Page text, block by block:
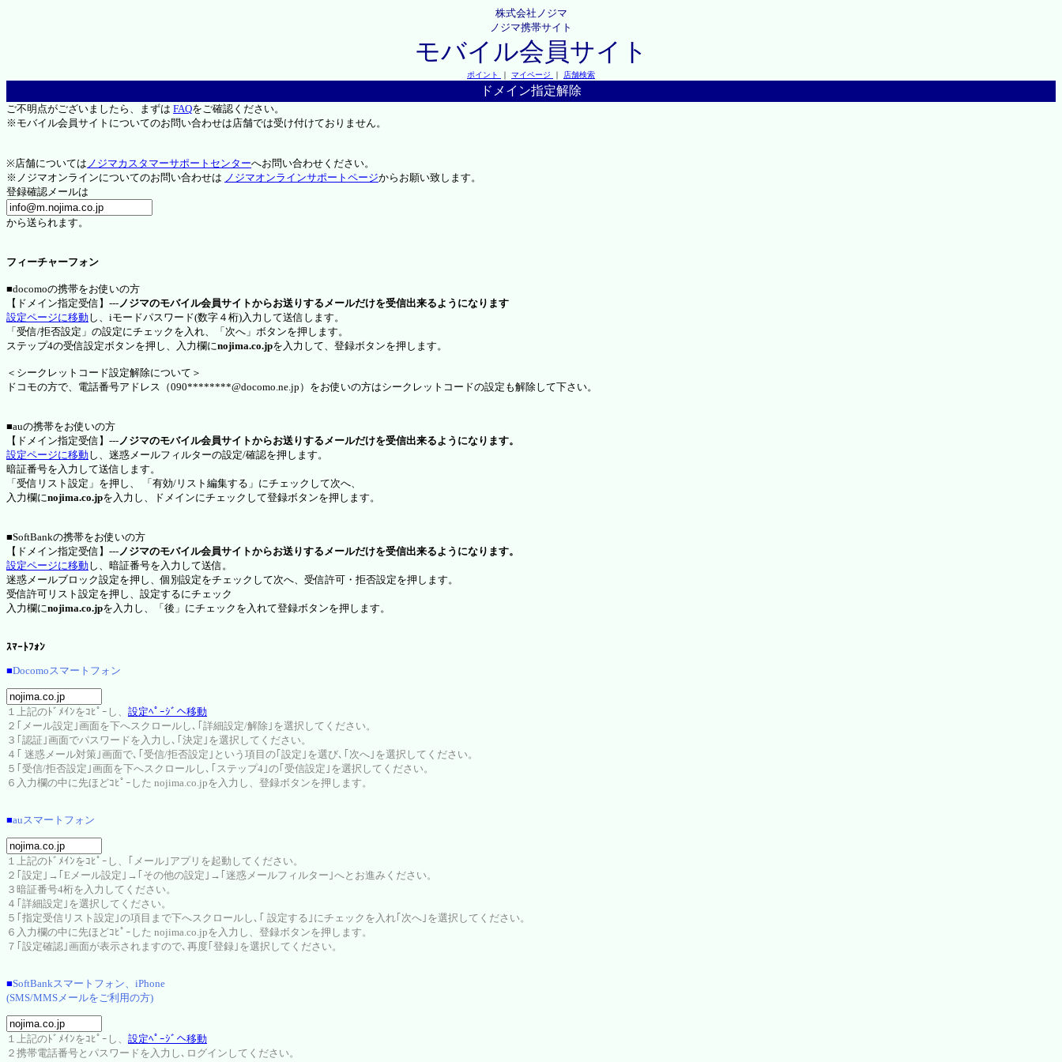
株式会社ノジマ
ノジマ携帯サイト
モバイル会員サイト
ポイント ｜ マイページ ｜ 店舗検索
ドメイン指定解除
ご不明点がございましたら、まずは FAQをご確認ください。
※モバイル会員サイトについてのお問い合わせは店舗では受け付けておりません。
※店舗については ノジマカスタマーサポートセンターへお問い合わせください。
※ノジマオンラインについてのお問い合わせは ノジマオンラインサポートページからお願い致します。
登録確認メールは
から送られます。
フィーチャーフォン
■docomoの携帯をお使いの方
【ドメイン指定受信】---ノジマのモバイル会員サイトからお送りするメールだけを受信出来るようになります
設定ページに移動し、iモードパスワード(数字４桁)入力して送信します。
「受信/拒否設定」の設定にチェックを入れ、「次へ」ボタンを押します。
ステップ4の受信設定ボタンを押し、入力欄にnojima.co.jpを入力して、登録ボタンを押します。
＜シークレットコード設定解除について＞
ドコモの方で、電話番号アドレス（090********@docomo.ne.jp）をお使いの方はシークレットコードの設定も解除して下さい。
■auの携帯をお使いの方
【ドメイン指定受信】---ノジマのモバイル会員サイトからお送りするメールだけを受信出来るようになります。
設定ページに移動し、迷惑メールフィルターの設定/確認を押します。
暗証番号を入力して送信します。
「受信リスト設定」を押し、 「有効/リスト編集する」にチェックして次へ、
入力欄にnojima.co.jpを入力し、ドメインにチェックして登録ボタンを押します。
■SoftBankの携帯をお使いの方
【ドメイン指定受信】---ノジマのモバイル会員サイトからお送りするメールだけを受信出来るようになります。
設定ページに移動し、暗証番号を入力して送信。
迷惑メールブロック設定を押し、個別設定をチェックして次へ、受信許可・拒否設定を押します。
受信許可リスト設定を押し、設定するにチェック
入力欄にnojima.co.jpを入力し、「後」にチェックを入れて登録ボタンを押します。
ｽﾏｰﾄﾌｫﾝ
■Docomoスマートフォン
１上記のﾄﾞﾒｲﾝをｺﾋﾟｰし、 設定ﾍﾟｰｼﾞへ移動
２｢メール設定｣画面を下へスクロールし､｢詳細設定/解除｣を選択してください。
３｢認証｣画面でパスワードを入力し､｢決定｣を選択してください。
４｢ 迷惑メール対策｣画面で､｢受信/拒否設定｣という項目の｢設定｣を選び､｢次へ｣を選択してください。
５｢受信/拒否設定｣画面を下へスクロールし､｢ステップ4｣の｢受信設定｣を選択してください。
６入力欄の中に先ほどｺﾋﾟｰした nojima.co.jpを入力し、登録ボタンを押します。
■auスマートフォン
１上記のﾄﾞﾒｲﾝをｺﾋﾟｰし、｢メール｣アプリを起動してください。
２｢設定｣→｢Eメール設定｣→｢その他の設定｣→｢迷惑メールフィルター｣へとお進みください。
３暗証番号4桁を入力してください。
４｢詳細設定｣を選択してください。
５｢指定受信リスト設定｣の項目まで下へスクロールし､｢ 設定する｣にチェックを入れ｢次へ｣を選択してください。
６入力欄の中に先ほどｺﾋﾟｰした nojima.co.jpを入力し、登録ボタンを押します。
７｢設定確認｣画面が表示されますので､再度｢登録｣を選択してください。
■SoftBankスマートフォン、iPhone
(SMS/MMSメールをご利用の方)
１上記のﾄﾞﾒｲﾝをｺﾋﾟｰし、 設定ﾍﾟｰｼﾞへ移動
２携帯電話番号とパスワードを入力し､ログインしてください。